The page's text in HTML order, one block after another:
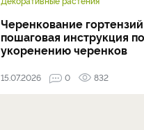
Черенкование
пошаговая инструкция по
укоренению черенков
15.07.2026 0 832